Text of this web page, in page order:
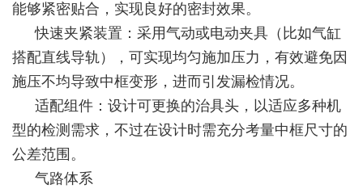
能够紧密贴合，实现良好的密封效果。
快速夹紧装置：采用气动或电动夹具（比如气缸
搭配直线导轨），可实现均匀施加压力，有效避免因
施压不均导致中框变形，进而引发漏检情况。
适配组件：设计可更换的治具头，以适应多种机
型的检测需求，不过在设计时需充分考量中框尺寸的
公差范围。
气路体系